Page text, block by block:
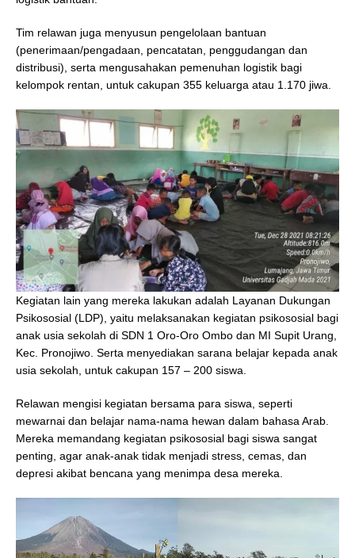
Tim relawan juga menyusun pengelolaan bantuan
(penerimaan/pengadaan, pencatatan, penggudangan dan
distribusi), serta mengusahakan pemenuhan logistik bagi
kelompok rentan, untuk cakupan 355 keluarga atau 1.170 jiwa.
Kegiatan lain yang mereka lakukan adalah Layanan Dukungan
Psikososial (LDP), yaitu melaksanakan kegiatan psikososial bagi
anak usia sekolah di SDN 1 Oro-Oro Ombo dan MI Supit Urang,
Kec. Pronojiwo. Serta menyediakan sarana belajar kepada anak
usia sekolah, untuk cakupan 157 – 200 siswa.
Relawan mengisi kegiatan bersama para siswa, seperti
mewarnai dan belajar nama-nama hewan dalam bahasa Arab.
Mereka memandang kegiatan psikososial bagi siswa sangat
penting, agar anak-anak tidak menjadi stress, cemas, dan
depresi akibat bencana yang menimpa desa mereka.